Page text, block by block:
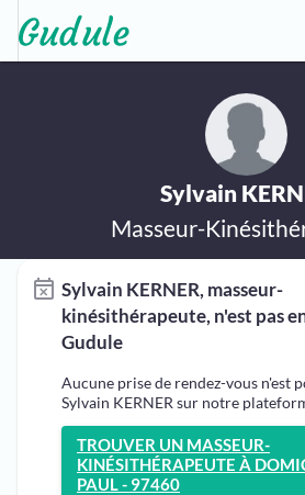
Sylvain
Masseur-
Sylvain KERNER, masseur-
kinésithérapeute, n'est pas
Gudule
Aucune prise de rendez-vous n'est
Sylvain KERNER sur notre
TROUVER UN MASSEUR-
KINÉSITHÉRAPEUTE À
PAUL - 97460